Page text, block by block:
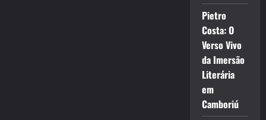
Pietro
Costa: O
Verso Vivo
da Imersão
Literária
em
Camboriú